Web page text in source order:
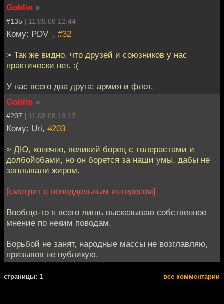
Goblin »
#135 | 11.08.08 12:44
Кому: PDV_, #32
> Так же видно, что друзей и союзников у нас
практически нет. :(
У нас всего два друга: армия и флот.
Goblin »
#207 | 11.08.08 13:13
Кому: Uri, #203
> ДЮ, конечно, великий борец с толерастами и
долбойобами, но он борется за наши умы, дабы не
заплывали жиром.
[смотрит с неподдельным интересом]
Вообще-то я всего лишь высказываю собственное
мнение по неким поводам.
Борьбой не занят, народные массы не возглавляю,
призывов не публикую.
cтраницы: 1 все комментарии